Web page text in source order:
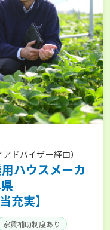
ドバイザー経由）
ハウスメーカ
充実】
家賃補助制度あり